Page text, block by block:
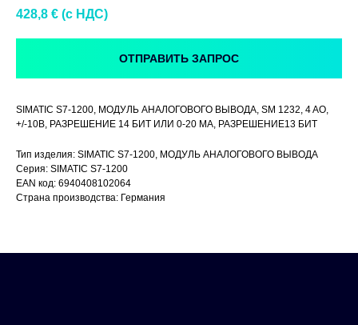
428,8 € (c НДС)
ОТПРАВИТЬ ЗАПРОС
SIMATIC S7-1200, МОДУЛЬ АНАЛОГОВОГО ВЫВОДА, SM 1232, 4 AO,
+/-10В, РАЗРЕШЕНИЕ 14 БИТ ИЛИ 0-20 MA, РАЗРЕШЕНИЕ13 БИТ
Тип изделия: SIMATIC S7-1200, МОДУЛЬ АНАЛОГОВОГО ВЫВОДА
Серия: SIMATIC S7-1200
EAN код: 6940408102064
Страна производства: Германия